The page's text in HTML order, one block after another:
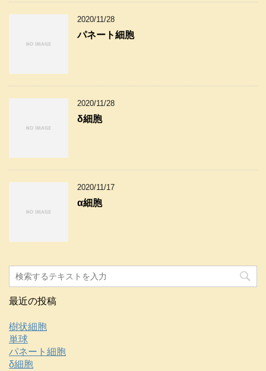
2020/11/28
パネート細胞
2020/11/28
δ細胞
2020/11/17
α細胞
最近の投稿
樹状細胞
単球
パネート細胞
δ細胞